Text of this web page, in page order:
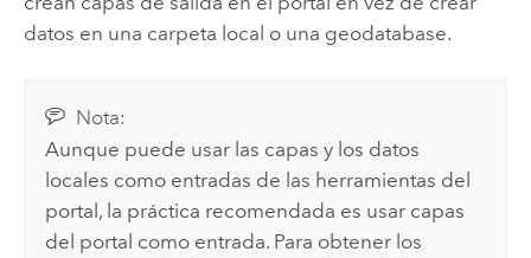
datos en una carpeta local o una geodatabase.
Nota:
Aunque puede usar las capas y los datos
locales como entradas de las herramientas del
portal, la práctica recomendada es usar capas
del portal como entrada. Para obtener los